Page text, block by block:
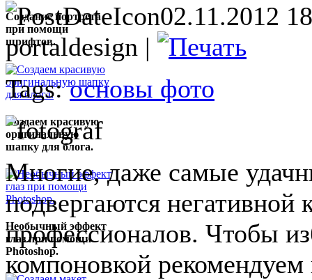
Создание портрета
при помощи
шрифтов.
Создаем красивую
оригинальную
шапку для блога.
Необычный эффект
глаз при помощи
Photoshop.
02.11.2012
portaldesign |
Tags:основы фото
Многие, даже самые
подвергаются негативной
профессионалов. Чтобы
компоновкой